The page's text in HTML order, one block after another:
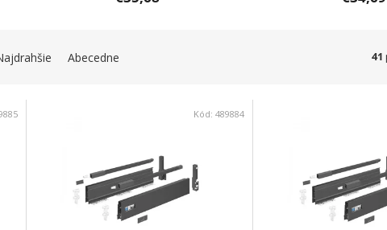
Abecedne 41
Kód: 489884